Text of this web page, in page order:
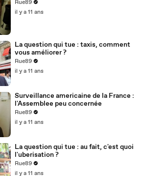
Rue89
il y a 11 ans
La question qui tue : taxis, comment
vous améliorer ?
Rue89
il y a 11 ans
Surveillance americaine de la France :
l'Assemblee peu concernée
Rue89
il y a 11 ans
La question qui tue : au fait, c'est quoi
l'uberisation ?
Rue89
il y a 11 ans